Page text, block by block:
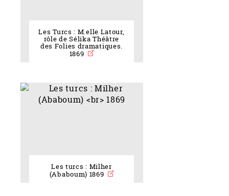
Les Turcs : M.elle Latour,
rôle de Sélika Théâtre
des Folies dramatiques.
1869
Les turcs : Milher
(Ababoum) 1869